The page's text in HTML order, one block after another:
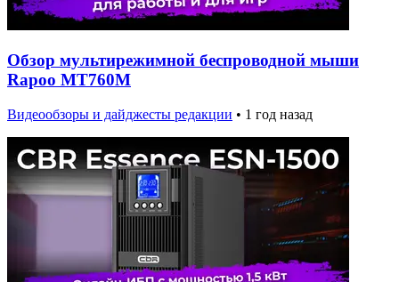
Обзор мультирежимной беспроводной мыши
Rapoo MT760M
Видеообзоры и дайджесты редакции • 1 год назад